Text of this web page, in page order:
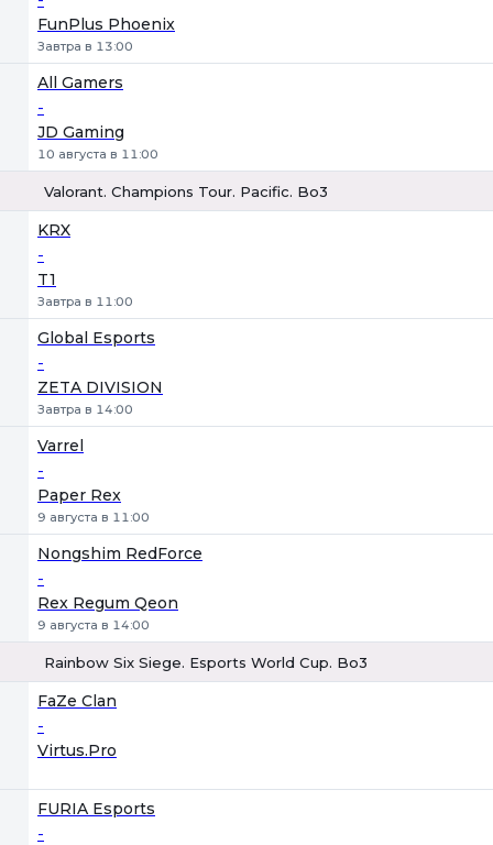
FunPlus Phoenix
Завтра в 13:00
All Gamers
-
JD Gaming
10 августа в 11:00
Valorant. Champions Tour. Pacific. Bo3
KRX
-
T1
Завтра в 11:00
Global Esports
-
ZETA DIVISION
Завтра в 14:00
Varrel
-
Paper Rex
9 августа в 11:00
Nongshim RedForce
-
Rex Regum Qeon
9 августа в 14:00
Rainbow Six Siege. Esports World Cup. Bo3
FaZe Clan
-
Virtus.Pro
FURIA Esports
-